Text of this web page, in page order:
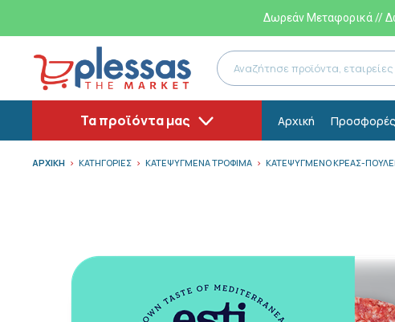
Δωρεάν Μεταφορικά //
Τα προϊόντα μας Αρχική Προσφορές
ΑΡΧΙΚΗ ΚΑΤΗΓΟΡΙΕΣ ΚΑΤΕΨΥΓΜΕΝΑ ΤΡΟΦΙΜΑ ΚΑΤΕΨΥΓΜΕΝΟ ΚΡΕΑΣ-